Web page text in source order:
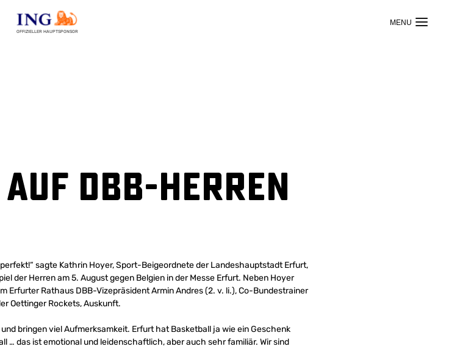
OFFIZIELLER HAUPTSPONSOR
DBB-Herren
sagte Kathrin Hoyer, Sport-Beigeordnete der Landeshauptstadt Erfurt,
der Herren am 5. August gegen Belgien in der Messe Erfurt. Neben Hoyer
Erfurter Rathaus DBB-Vizepräsident Armin Andres (2. v. li.), Co-Bundestrainer
Oettinger Rockets, Auskunft.
bringen viel Aufmerksamkeit. Erfurt hat Basketball ja wie ein Geschenk
… das ist emotional und leidenschaftlich, aber auch sehr familiär. Wir sind